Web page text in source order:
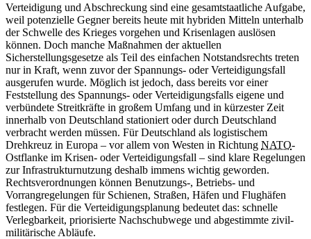
Verteidigung und Abschreckung sind eine gesamtstaatliche Aufgabe,
weil potenzielle Gegner bereits heute mit hybriden Mitteln unterhalb
der Schwelle des Krieges vorgehen und Krisenlagen auslösen
können. Doch manche Maßnahmen der aktuellen
Sicherstellungsgesetze als Teil des einfachen Notstandsrechts treten
nur in Kraft, wenn zuvor der Spannungs- oder Verteidigungsfall
ausgerufen wurde. Möglich ist jedoch, dass bereits vor einer
Feststellung des Spannungs- oder Verteidigungsfalls eigene und
verbündete Streitkräfte in großem Umfang und in kürzester Zeit
innerhalb von Deutschland stationiert oder durch Deutschland
verbracht werden müssen. Für Deutschland als logistischem
Drehkreuz in Europa – vor allem von Westen in Richtung NATO-
Ostflanke im Krisen- oder Verteidigungsfall – sind klare Regelungen
zur Infrastrukturnutzung deshalb immens wichtig geworden.
Rechtsverordnungen können Benutzungs-, Betriebs- und
Vorrangregelungen für Schienen, Straßen, Häfen und Flughäfen
festlegen. Für die Verteidigungsplanung bedeutet das: schnelle
Verlegbarkeit, priorisierte Nachschubwege und abgestimmte zivil-
militärische Abläufe.